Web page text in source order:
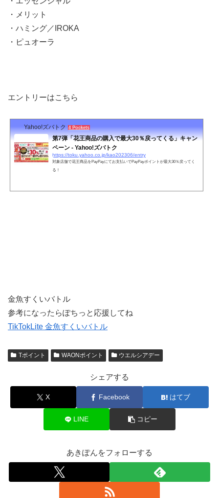
・メ リット
・ ハミング／IROKA
・ ピュオーラ
エントリーはこちら
Yahoo!ズバトク 4 Pockets
第7弾「花王商品の購入で最大30％戻ってくる」キャン
ペーン - Yahoo!ズバトク
https://toku.yahoo.co.jp/kao202306/entry
対象店舗で花王商品をPayPayにてお支払いでPayPayポイントが最大30％戻ってく
る！
金魚すくいバトル
参考になったらぽちっと応援してね
TikTokLite 金魚すくいバトル
Tポイント WAONポイント ウエルシアデー
シェアする
X Facebook はてブ
LINE コピー
あきぽんをフォローする